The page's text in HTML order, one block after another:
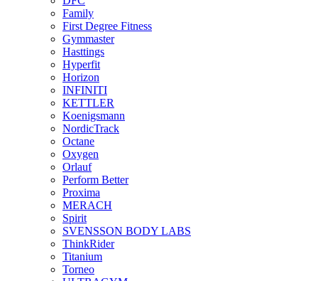
Family
First Degree Fitness
Gymmaster
Hasttings
Hyperfit
Horizon
INFINITI
KETTLER
Koenigsmann
NordicTrack
Octane
Oxygen
Orlauf
Perform Better
Proxima
MERACH
Spirit
SVENSSON BODY LABS
ThinkRider
Titanium
Torneo